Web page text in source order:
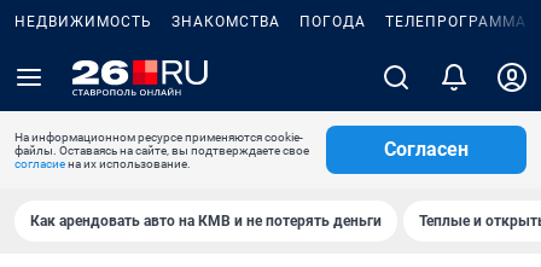
НЕДВИЖИМОСТЬ ЗНАКОМСТВА ПОГОДА ТЕЛЕПРОГРАММА
На информационном ресурсе применяются cookie-
файлы. Оставаясь на сайте, вы подтверждаете свое
согласиена их использование.
Согласен
Как арендовать авто на КМВ и не потерять деньги Теплые и